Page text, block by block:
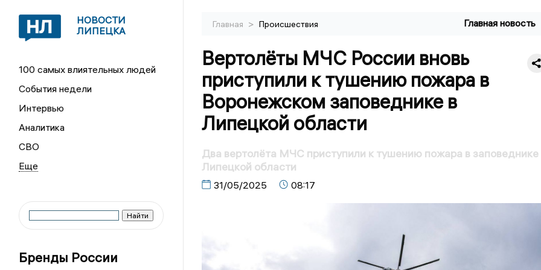
НОВОСТИ
ЛИПЕЦКА
100 самых влиятельных людей
События недели
Интервью
Аналитика
СВО
Бренды России
Главная > Происшествия Главная новость
Вертолёты МЧС России вновь
приступили к тушению пожара в
Воронежском заповеднике в
Липецкой области
Два вертолёта МЧС приступили к тушению пожара в заповеднике
Липецкой области
31/05/2025 08:17